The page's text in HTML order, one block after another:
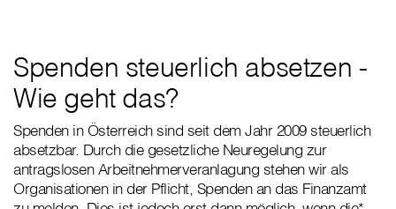
Spenden steuerlich absetzen -
Wie geht das?
Spenden in Österreich sind seit dem Jahr 2009 steuerlich
absetzbar. Durch die gesetzliche Neuregelung zur
antragslosen Arbeitnehmerveranlagung stehen wir als
Organisationen in der Pflicht, Spenden an das Finanzamt